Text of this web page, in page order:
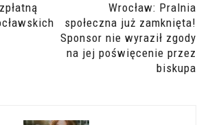
Wrocław: Pralnia
społeczna już zamknięta!
Sponsor nie wyraził zgody
na jej poświęcenie przez
biskupa